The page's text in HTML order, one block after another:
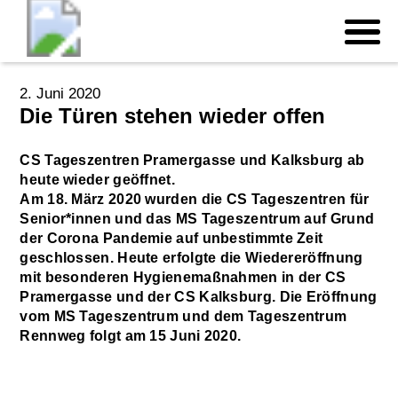
2. Juni 2020
Die Türen stehen wieder offen
CS Tageszentren Pramergasse und Kalksburg ab
heute wieder geöffnet.
Am 18. März 2020 wurden die CS Tageszentren für
Senior*innen und das MS Tageszentrum auf Grund
der Corona Pandemie auf unbestimmte Zeit
geschlossen. Heute erfolgte die Wiedereröffnung
mit besonderen Hygienemaßnahmen in der CS
Pramergasse und der CS Kalksburg. Die Eröffnung
vom MS Tageszentrum und dem Tageszentrum
Rennweg folgt am 15 Juni 2020.